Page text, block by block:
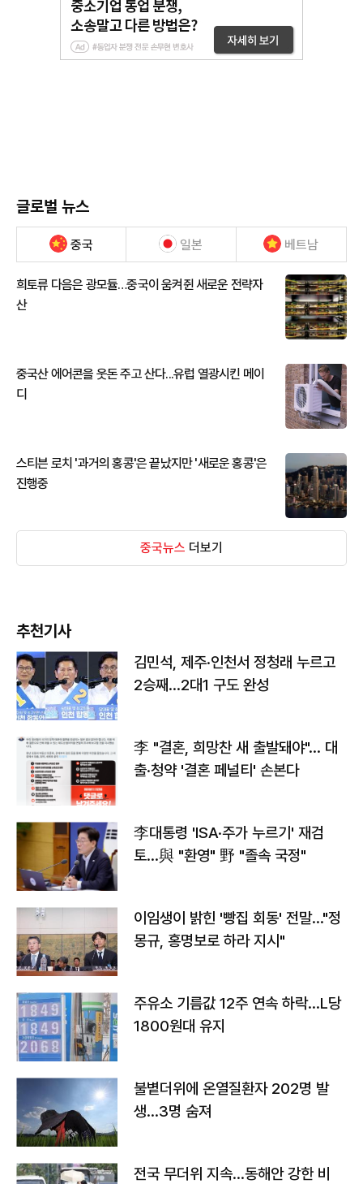
글로벌 뉴스
중국 일본 베트남
희토류 다음은 광모듈…중국이 움켜쥔 새로운 전략자
산
중국산 에어콘을 웃돈 주고 산다...유럽 열광시킨 메이
디
스티븐 로치 '과거의 홍콩'은 끝났지만 '새로운 홍콩'은
진행중
중국뉴스 더보기
추천기사
김민석, 제주·인천서 정청래 누르고
2승째…2대1 구도 완성
李 "결혼, 희망찬 새 출발돼야"… 대
출·청약 '결혼 페널티' 손본다
李대통령 'ISA·주가 누르기' 재검
토…與 "환영" 野 "졸속 국정"
이임생이 밝힌 '빵집 회동' 전말…"정
몽규, 홍명보로 하라 지시"
주유소 기름값 12주 연속 하락…L당
1800원대 유지
불볕더위에 온열질환자 202명 발
생…3명 숨져
전국 무더위 지속…동해안 강한 비